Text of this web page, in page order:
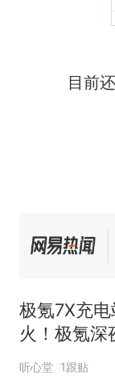
目前
极氪7X充
火！极氪深
曾严重碰撞
听心堂 1跟贴